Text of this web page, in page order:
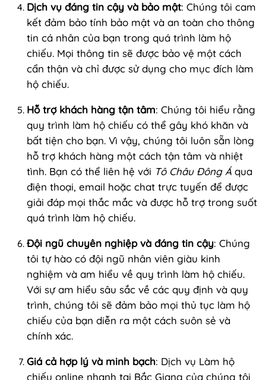
Dịch vụ đáng tin cậy và bảo mật: Chúng tôi cam
kết đảm bảo tính bảo mật và an toàn cho thông
tin cá nhân của bạn trong quá trình làm hộ
chiếu. Mọi thông tin sẽ được bảo vệ một cách
cẩn thận và chỉ được sử dụng cho mục đích làm
hộ chiếu.
Hỗ trợ khách hàng tận tâm: Chúng tôi hiểu rằng
quy trình làm hộ chiếu có thể gây khó khăn và
bất tiện cho bạn. Vì vậy, chúng tôi luôn sẵn lòng
hỗ trợ khách hàng một cách tận tâm và nhiệt
tình. Bạn có thể liên hệ với Tô Châu Đông Áqua
điện thoại, email hoặc chat trực tuyến để được
giải đáp mọi thắc mắc và được hỗ trợ trong suốt
quá trình làm hộ chiếu.
Đội ngũ chuyên nghiệp và đáng tin cậy: Chúng
tôi tự hào có đội ngũ nhân viên giàu kinh
nghiệm và am hiểu về quy trình làm hộ chiếu.
Với sự am hiểu sâu sắc về các quy định và quy
trình, chúng tôi sẽ đảm bảo mọi thủ tục làm hộ
chiếu của bạn diễn ra một cách suôn sẻ và
chính xác.
Giá cả hợp lý và minh bạch: Dịch vụ Làm hộ
chiếu online nhanh tại Bắc Giang của chúng tôi